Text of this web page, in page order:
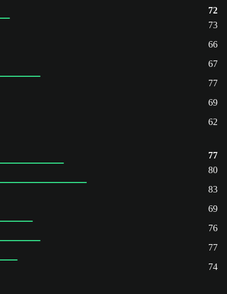
72
73
66
67
77
69
62
77
80
83
69
76
77
74